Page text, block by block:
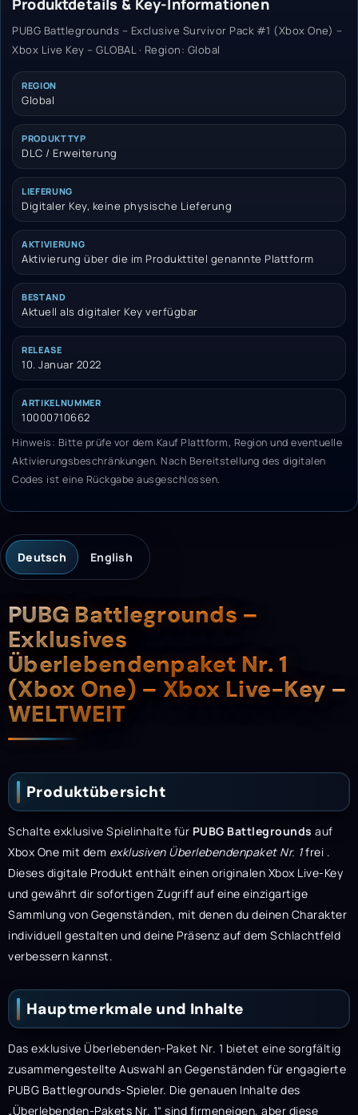
PUBG Battlegrounds – Exclusive Survivor Pack #1 (Xbox One) –
Xbox Live Key – GLOBAL · Region: Global
REGION
Global
PRODUKTTYP
DLC / Erweiterung
LIEFERUNG
Digitaler Key, keine physische Lieferung
AKTIVIERUNG
Aktivierung über die im Produkttitel genannte Plattform
BESTAND
Aktuell als digitaler Key verfügbar
RELEASE
10. Januar 2022
ARTIKELNUMMER
10000710662
Hinweis: Bitte prüfe vor dem Kauf Plattform, Region und eventuelle
Aktivierungsbeschränkungen. Nach Bereitstellung des digitalen
Codes ist eine Rückgabe ausgeschlossen.
Deutsch English
Beschreibung
PUBG Battlegrounds –
Exklusives
Überlebendenpaket Nr. 1
(Xbox One) – Xbox Live-Key –
WELTWEIT
Produktübersicht
Schalte exklusive Spielinhalte für PUBG Battlegrounds auf
Xbox One mit dem exklusiven Überlebendenpaket Nr. 1frei .
Dieses digitale Produkt enthält einen originalen Xbox Live-Key
und gewährt dir sofortigen Zugriff auf eine einzigartige
Sammlung von Gegenständen, mit denen du deinen Charakter
individuell gestalten und deine Präsenz auf dem Schlachtfeld
verbessern kannst.
Hauptmerkmale und Inhalte
Das exklusive Überlebenden-Paket Nr. 1 bietet eine sorgfältig
zusammengestellte Auswahl an Gegenständen für engagierte
PUBG Battlegrounds-Spieler. Die genauen Inhalte des
„Überlebenden-Pakets Nr. 1“ sind firmeneigen, aber diese